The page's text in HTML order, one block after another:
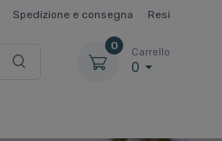
Spedizione e consegna Resi
0
Carrello
0